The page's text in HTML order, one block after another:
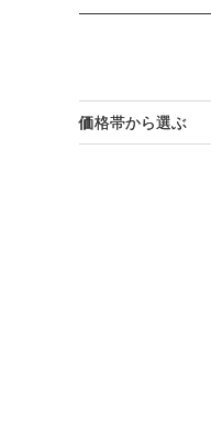
価格帯から選ぶ